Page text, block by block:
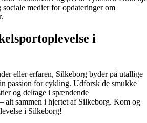
sociale medier for opdateringer om
i
eller erfaren, Silkeborg byder på utallige
passion for cykling. Udforsk de smukke
og deltage i spændende
alt sammen i hjertet af Silkeborg. Kom og
i Silkeborg!